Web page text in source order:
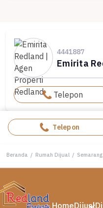
4441887
Emirita
Telepon
Telepon
Beranda / Rumah Dijual / Semarang
HomeDijual